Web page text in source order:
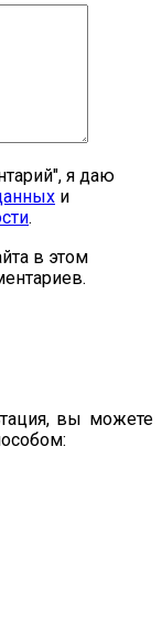
я даю
и
.
в этом
вы можете